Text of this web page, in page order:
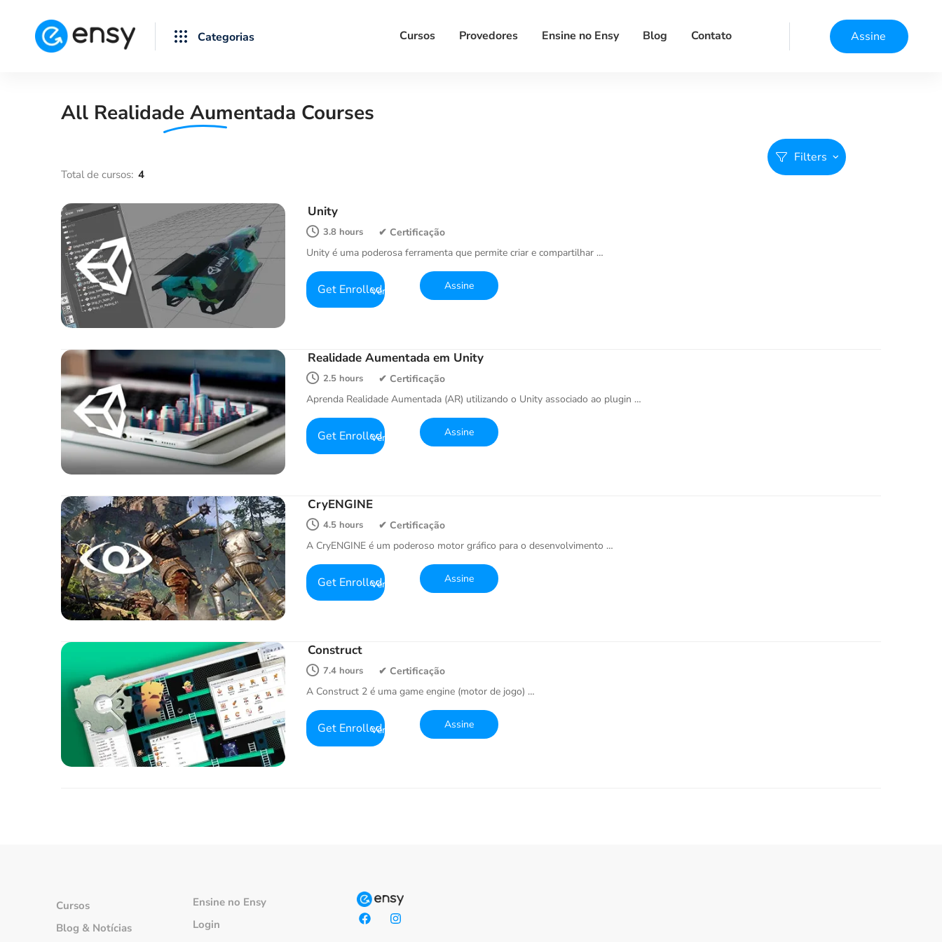
Cursos Provedores Ensine no Ensy Blog Contato Assine
All Realidade Aumentada Courses
Filters
Unity
3.8 hours
Unity é uma poderosa ferramenta que permite criar e compartilhar …
Get Enrolled
Realidade Aumentada em Unity
2.5 hours
Aprenda Realidade Aumentada (AR) utilizando o Unity associado ao plugin …
Get Enrolled
CryENGINE
4.5 hours
A CryENGINE é um poderoso motor gráfico para o desenvolvimento …
Get Enrolled
Construct
7.4 hours
A Construct 2 é uma game engine (motor de jogo) …
Get Enrolled
Cursos
Blog & Notícias
Ensine no Ensy
Login